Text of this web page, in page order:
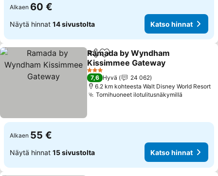
Alkaen 60 €
Näytä hinnat 14 sivustolta Katso hinnat
Jaa Lisää suosikkeihin
Ramada by Wyndham
Kissimmee Gateway
Katso hinnat
3 Tähtiluokitus
7,6 Hyvä
24 062
6.2 km kohteesta Walt Disney World Resort
Tornihuoneet ilotulitusnäkymillä
Alkaen 55 €
Näytä hinnat 15 sivustolta Katso hinnat